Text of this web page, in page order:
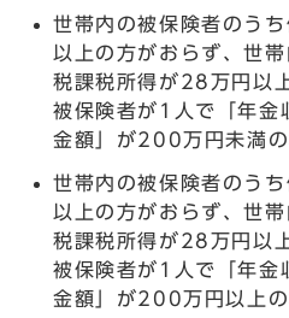
世帯内の被保険者のう
以上の方がおらず、世
税課税所得が28万円以
被保険者が1人で「年金
金額」が200万円未満
世帯内の被保険者のう
以上の方がおらず、世
税課税所得が28万円以
被保険者が1人で「年金
金額」が200万円以上